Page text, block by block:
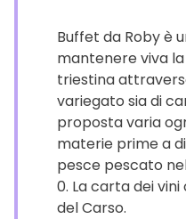
Buffet da Roby è
mantenere viva
triestina
variegato sia di
proposta varia
materie prime a
pesce pescato
0. La carta dei
del Carso.